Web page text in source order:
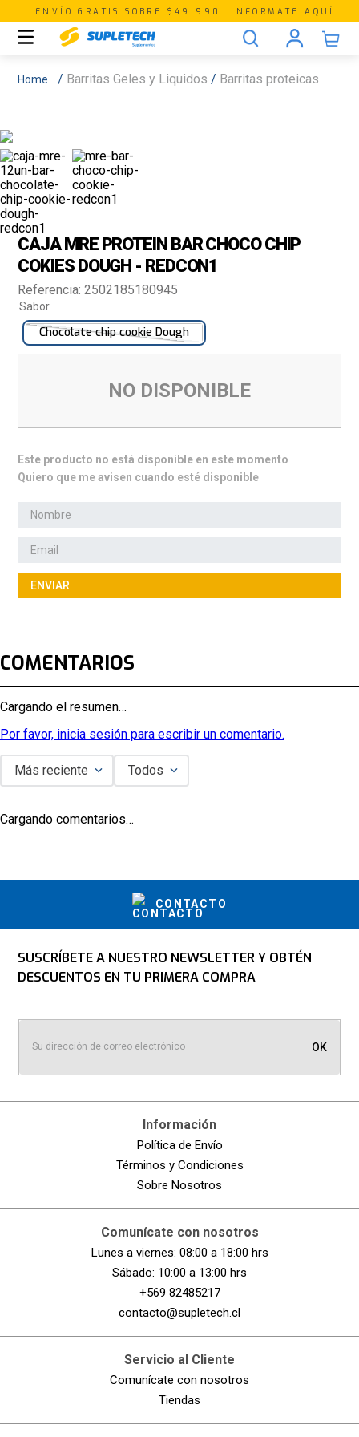
ENVÍO GRATIS SOBRE $49.990. INFORMATE AQUÍ
Barritas Geles y Liquidos Barritas proteicas
CAJA MRE PROTEIN BAR CHOCO CHIP
COKIES DOUGH - REDCON1
Referencia:2502185180945
Sabor
Chocolate chip cookie Dough
NO DISPONIBLE
Este producto no está disponible en este momento
Quiero que me avisen cuando esté disponible
ENVIAR
COMENTARIOS
Cargando el resumen…
Por favor, inicia sesión para escribir un comentario.
Más reciente Todos
Cargando comentarios…
CONTACTO
SUSCRÍBETE A NUESTRO NEWSLETTER Y OBTÉN
DESCUENTOS EN TU PRIMERA COMPRA
OK
Información
Política de Envío
Términos y Condiciones
Sobre Nosotros
Comunícate con nosotros
Lunes a viernes: 08:00 a 18:00 hrs
Sábado: 10:00 a 13:00 hrs
+569 82485217
contacto@supletech.cl
Servicio al Cliente
Comunícate con nosotros
Tiendas